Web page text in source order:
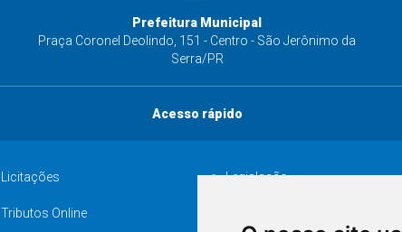
Prefeitura Municipal
Praça Coronel Deolindo, 151 - Centro - São Jerônimo da
Serra/PR
Acesso rápido
Licitações Legislação
Tributos Online